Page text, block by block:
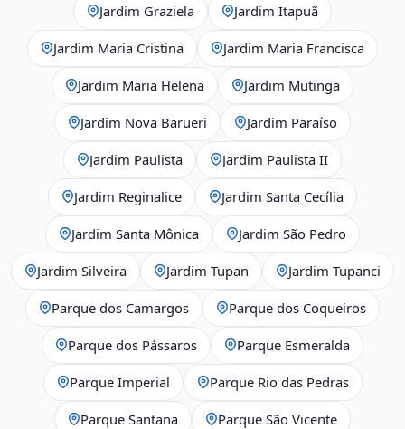
Jardim Graziela Jardim Itapuã
Jardim Maria Cristina Jardim Maria Francisca
Jardim Maria Helena Jardim Mutinga
Jardim Nova Barueri Jardim Paraíso
Jardim Paulista Jardim Paulista II
Jardim Reginalice Jardim Santa Cecília
Jardim Santa Mônica Jardim São Pedro
Jardim Silveira Jardim Tupan Jardim Tupanci
Parque dos Camargos Parque dos Coqueiros
Parque dos Pássaros Parque Esmeralda
Parque Imperial Parque Rio das Pedras
Parque Santana Parque São Vicente